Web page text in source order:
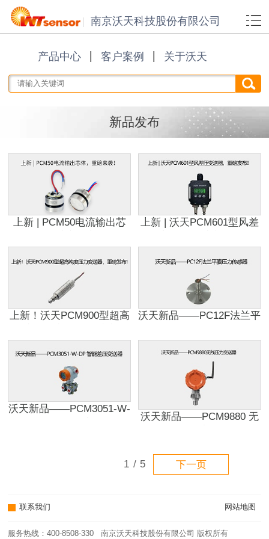
南京沃天科技股份有限公司
产品中心 客户案例 关于沃天
新品发布
上新 | PCM50电流输出芯
上新 | 沃天PCM601型风差
上新！沃天PCM900型超高
布!
沃天新品——PC12F法兰平
沃天新品——PCM3051-W-
沃天新品——PCM9880 无
1 / 5 下一页
联系我们 网站地图
服务热线：400-8508-330 南京沃天科技股份有限公司 版权所有